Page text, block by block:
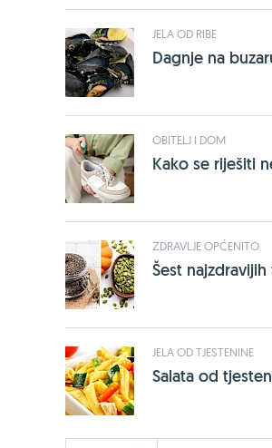
JELA OD RIBE
Dagnje na
OBITELJ I DOM
Kako se riješiti
ZDRAVLJE OPĆENITO
Šest
JELA OD TJESTENINE
Salata od